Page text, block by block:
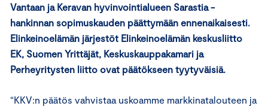
Vantaan ja Keravan hyvinvointialueen Sarastia -
hankinnan sopimuskauden päättymään ennenaikaisesti.
Elinkeinoelämän järjestöt Elinkeinoelämän keskusliitto
EK, Suomen Yrittäjät, Keskuskauppakamari ja
Perheyritysten liitto ovat päätökseen tyytyväisiä.
“KKV:n päätös vahvistaa uskoamme markkinatalouteen ja